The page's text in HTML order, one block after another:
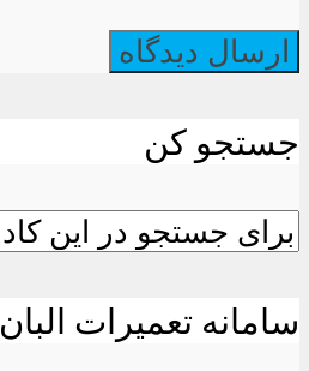
جستجو کن
سامانه تعمیرات البان